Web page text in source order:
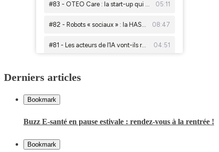
Derniers articles
Bookmark
Buzz E-santé en pause estivale : rendez-vous à la rentrée !
Bookmark